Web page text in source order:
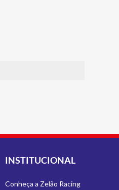
INSTITUCIONAL
Conheça a Zelão Racing